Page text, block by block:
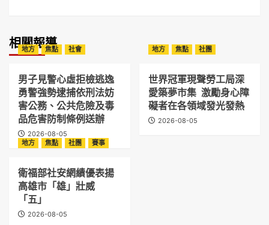
相關報導
地方 焦點 社會
男子見警心虛拒檢逃逸
勇警強勢逮捕依刑法妨
害公務、公共危險及毒
品危害防制條例送辦
2026-08-05
地方 焦點 社團
世界冠軍現聲勞工局深
愛築夢市集 激勵身心障
礙者在各領域發光發熱
2026-08-05
地方 焦點 社團 賽事
衛福部社安網績優表揚
高雄市「雄」壯威
「五」
2026-08-05